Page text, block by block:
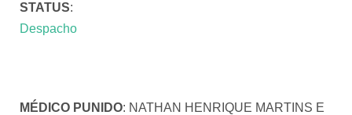
STATUS:
Despacho
MÉDICO PUNIDO: NATHAN HENRIQUE MARTINS E